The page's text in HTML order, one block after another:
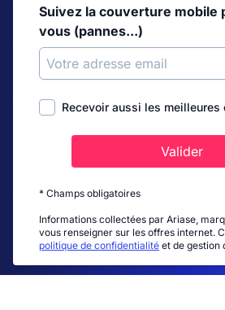
Suivez la couverture mobile
vous (pannes...)
Recevoir aussi les meilleures
Valider
* Champs obligatoires
Informations collectées par Ariase,
vous renseigner sur les offres internet.
politique de confidentialité et de gestion